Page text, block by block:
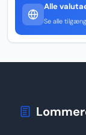
Alle
Se alle